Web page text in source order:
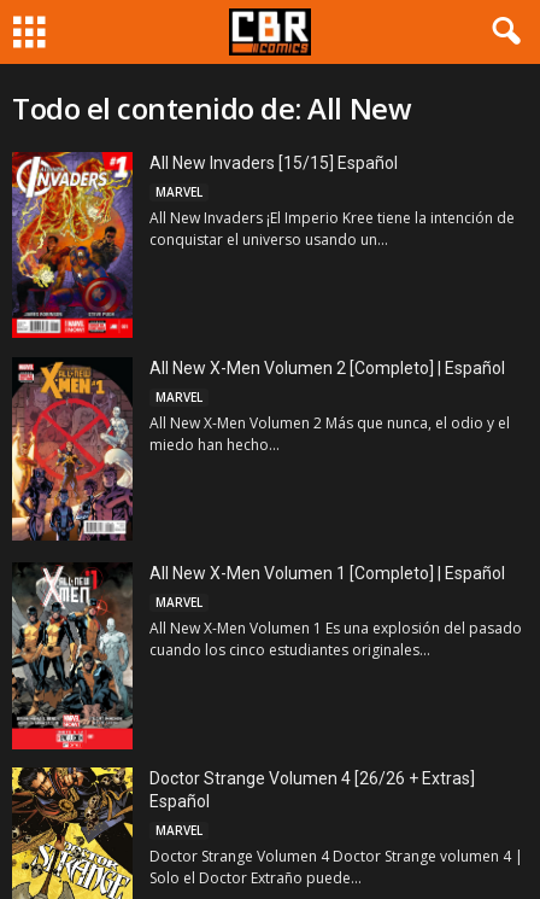
Todo el contenido de: All New
All New Invaders [15/15] Español
MARVEL
All New Invaders ¡El Imperio Kree tiene la intención de
conquistar el universo usando un...
All New X-Men Volumen 2 [Completo] | Español
MARVEL
All New X-Men Volumen 2 Más que nunca, el odio y el
miedo han hecho...
All New X-Men Volumen 1 [Completo] | Español
MARVEL
All New X-Men Volumen 1 Es una explosión del pasado
cuando los cinco estudiantes originales...
Doctor Strange Volumen 4 [26/26 + Extras]
Español
MARVEL
Doctor Strange Volumen 4 Doctor Strange volumen 4 |
Solo el Doctor Extraño puede...